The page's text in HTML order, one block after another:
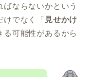
ならないかという
でなく「 見せかけ
る可能性があるから